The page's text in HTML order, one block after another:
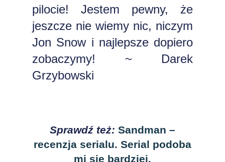
pilocie! Jestem pewny, że
jeszcze nie wiemy nic, niczym
Jon Snow i najlepsze dopiero
zobaczymy! ~ Darek
Grzybowski
Sprawdź też: Sandman –
recenzja serialu. Serial podoba
mi się bardziej.